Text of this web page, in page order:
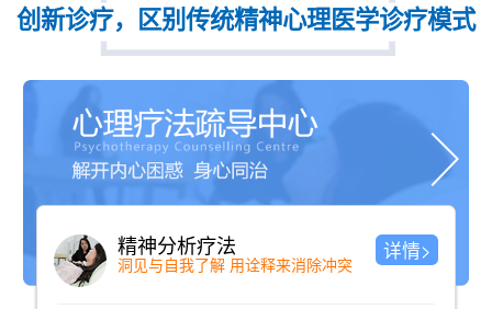
创新诊疗，区别传统精神心理医学诊疗模式
建立完整档案
免费建立治疗档案，跟踪康复情况
详情>